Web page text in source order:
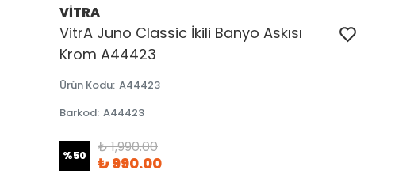
VİTRA
VitrA Juno Classic İkili Banyo Askısı
Krom A44423
Ürün Kodu: A44423
Barkod: A44423
%50 ₺ 1,990.00
₺ 990.00